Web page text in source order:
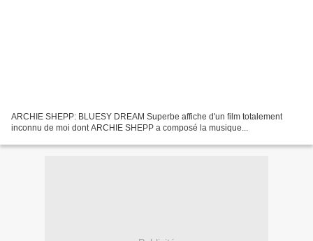
ARCHIE SHEPP: BLUESY DREAM Superbe affiche d'un film totalement
inconnu de moi dont ARCHIE SHEPP a composé la musique...